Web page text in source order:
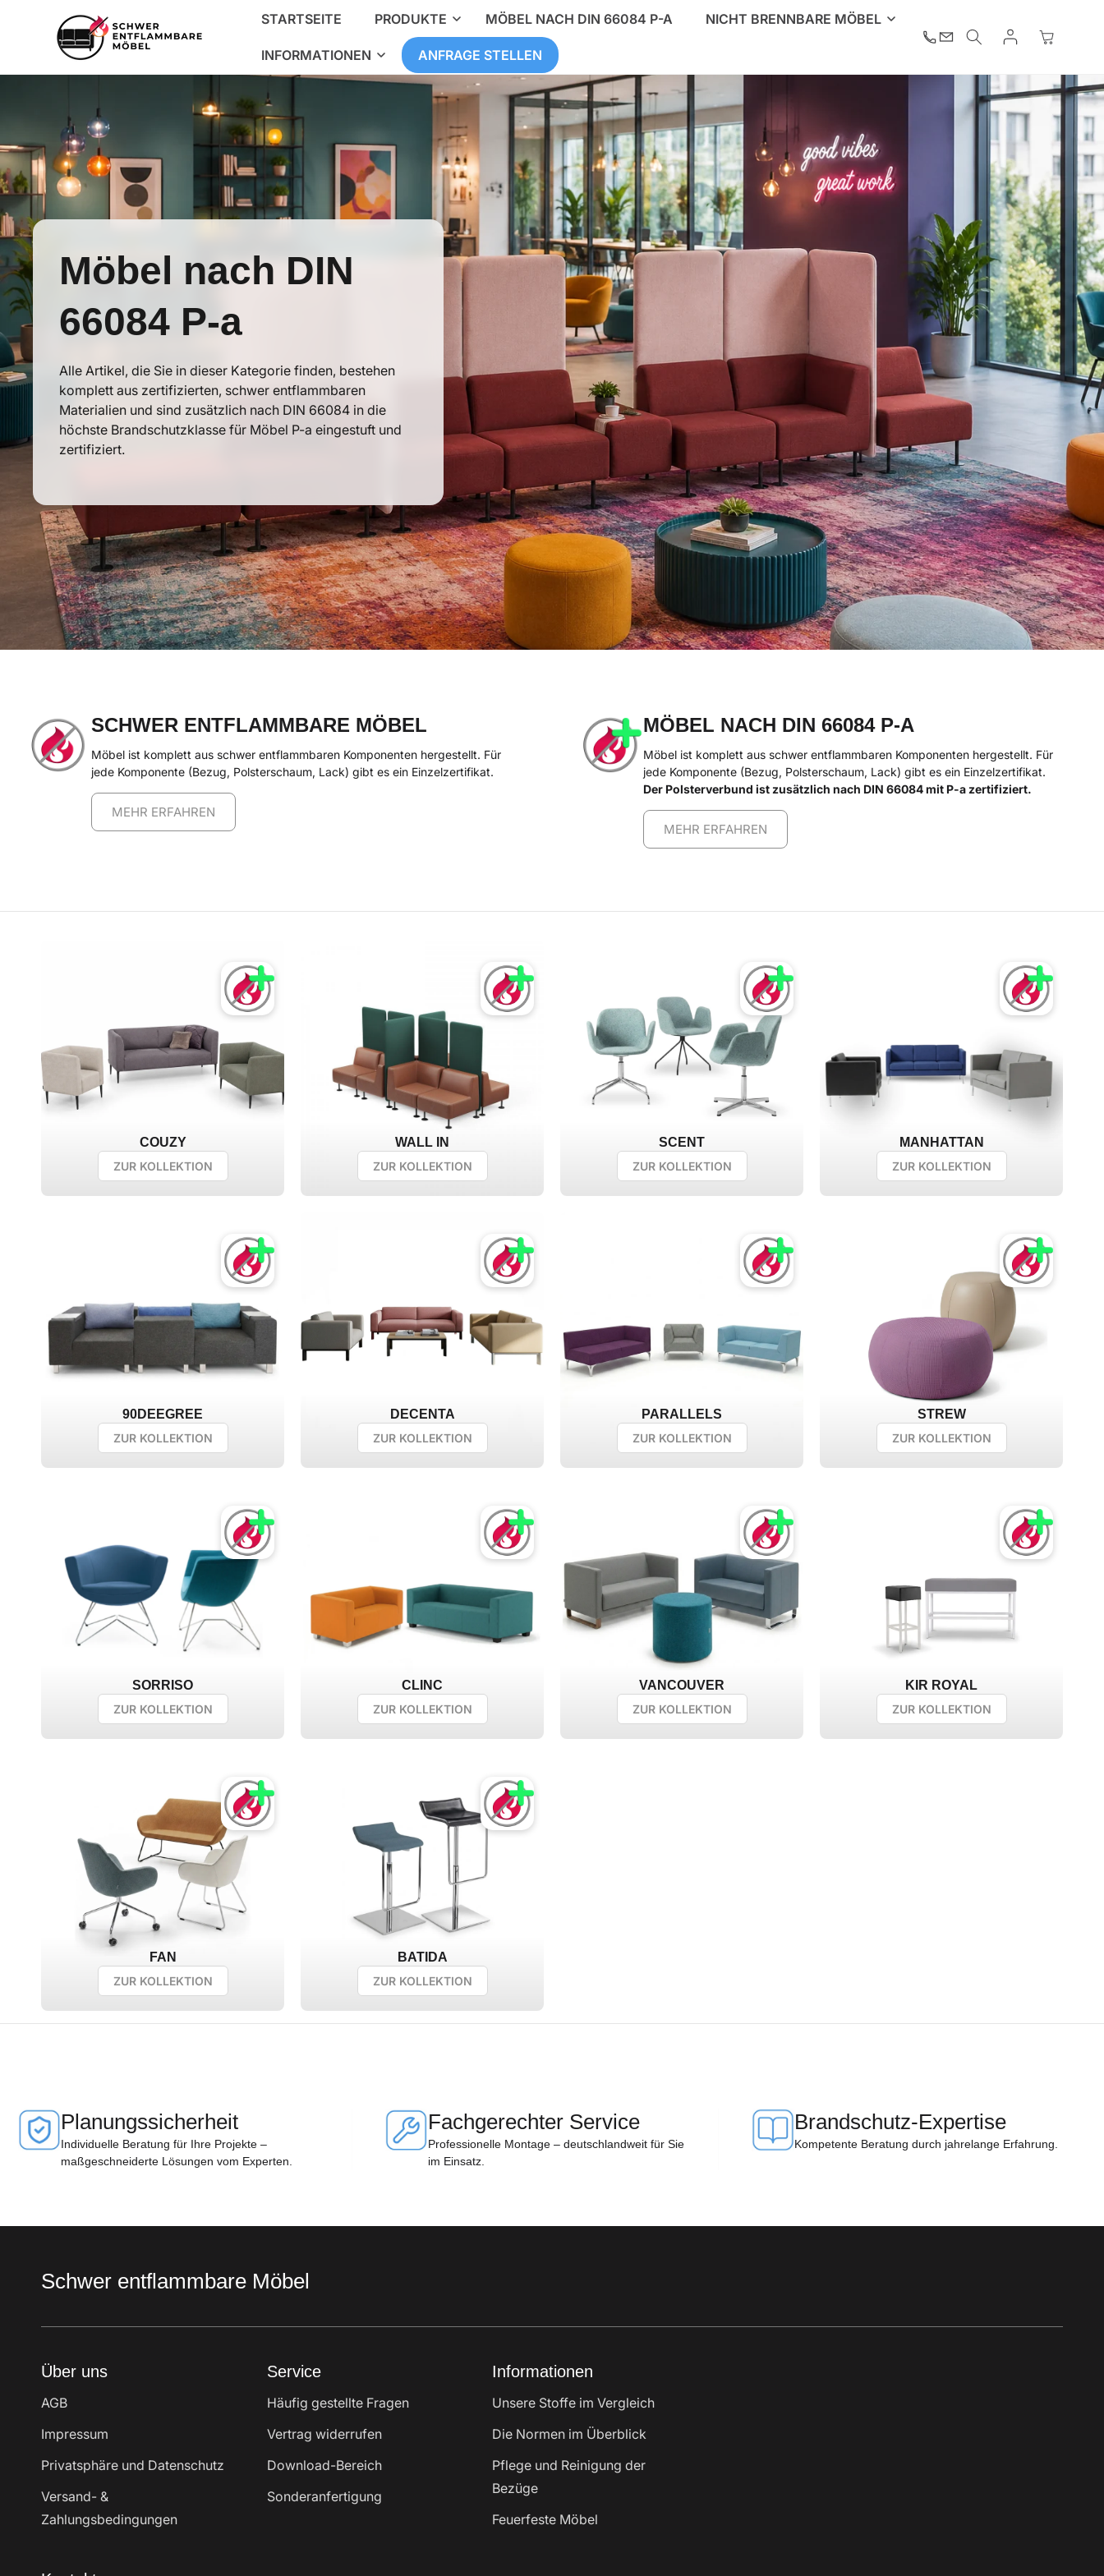
INHALT
STARTSEITE PRODUKTE MÖBEL NACH DIN 66084 P-A NICHT BRENNBARE MÖBEL
INFORMATIONEN ANFRAGE STELLEN
Einloggen
Warenkorb
Möbel nach DIN
66084 P-a
Alle Artikel, die Sie in dieser Kategorie finden, bestehen
komplett aus zertifizierten, schwer entflammbaren
Materialien und sind zusätzlich nach DIN 66084 in die
höchste Brandschutzklasse für Möbel P-a eingestuft und
zertifiziert.
SCHWER ENTFLAMMBARE MÖBEL
Möbel ist komplett aus schwer entflammbaren Komponenten hergestellt. Für
jede Komponente (Bezug, Polsterschaum, Lack) gibt es ein Einzelzertifikat.
MEHR ERFAHREN
MÖBEL NACH DIN 66084 P-A
Möbel ist komplett aus schwer entflammbaren Komponenten hergestellt. Für
jede Komponente (Bezug, Polsterschaum, Lack) gibt es ein Einzelzertifikat.
Der Polsterverbund ist zusätzlich nach DIN 66084 mit P-a zertifiziert.
MEHR ERFAHREN
COUZY
ZUR KOLLEKTION
WALL IN
ZUR KOLLEKTION
SCENT
ZUR KOLLEKTION
MANHATTAN
ZUR KOLLEKTION
90DEEGREE
ZUR KOLLEKTION
DECENTA
ZUR KOLLEKTION
PARALLELS
ZUR KOLLEKTION
STREW
ZUR KOLLEKTION
SORRISO
ZUR KOLLEKTION
CLINC
ZUR KOLLEKTION
VANCOUVER
ZUR KOLLEKTION
KIR ROYAL
ZUR KOLLEKTION
FAN
ZUR KOLLEKTION
BATIDA
ZUR KOLLEKTION
Planungssicherheit
Individuelle Beratung für Ihre Projekte –
maßgeschneiderte Lösungen vom Experten.
Fachgerechter Service
Professionelle Montage – deutschlandweit für Sie
im Einsatz.
Brandschutz-Expertise
Kompetente Beratung durch jahrelange Erfahrung.
Schwer entflammbare Möbel
Über uns
AGB
Impressum
Privatsphäre und Datenschutz
Versand- &
Zahlungsbedingungen
Service
Häufig gestellte Fragen
Vertrag widerrufen
Download-Bereich
Sonderanfertigung
Informationen
Unsere Stoffe im Vergleich
Die Normen im Überblick
Pflege und Reinigung der
Bezüge
Feuerfeste Möbel